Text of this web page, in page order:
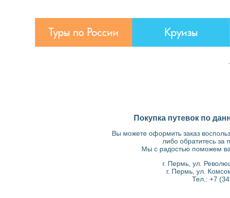
Туры по России Круизы
Покупка путевок по
Вы можете оформить заказ
либо обратитесь
Мы с радостью поможем
г. Пермь, ул.
г. Пермь, ул.
Тел.: +7